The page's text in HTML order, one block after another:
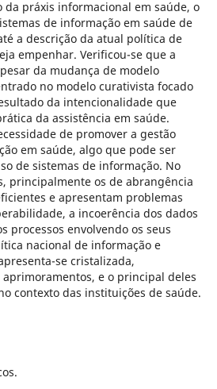
da práxis informacional em saúde, o
de informação em saúde de
a descrição da atual política de
empenhar. Verificou-se que a
da mudança de modelo
no modelo curativista focado
da intencionalidade que
da assistência em saúde.
de promover a gestão
em saúde, algo que pode ser
de sistemas de informação. No
principalmente os de abrangência
e apresentam problemas
a incoerência dos dados
processos envolvendo os seus
nacional de informação e
se cristalizada,
e o principal deles
contexto das instituições de saúde.